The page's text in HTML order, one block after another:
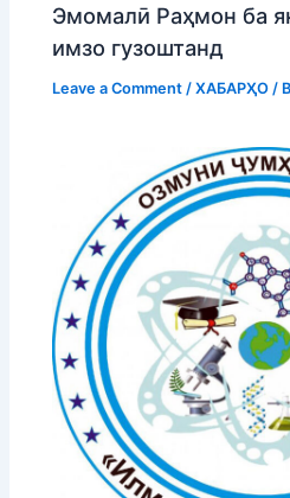
Эмомалӣ Раҳмон ба
имзо гузоштанд
Leave a Comment /ХАБАРҲО /